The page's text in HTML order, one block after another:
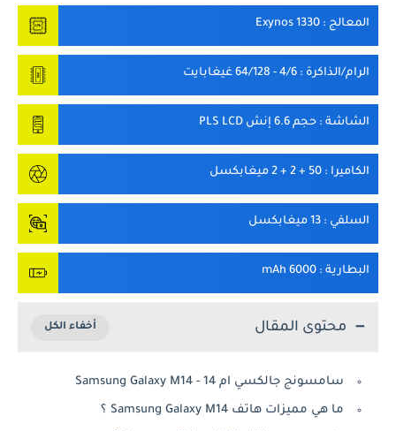
المعالج : Exynos 1330
الرام/الذاكرة : 4/6 - 64/128 غيغابايت
الشاشة : حجم 6.6 إنش PLS LCD
الكاميرا : 50 + 2 + 2 ميغابكسل
السلفي : 13 ميغابكسل
البطارية : 6000 mAh
محتوى المقال
سامسونج جالكسي ام 14 - Samsung Galaxy M14
ما هي مميزات هاتف Samsung Galaxy M14 ؟